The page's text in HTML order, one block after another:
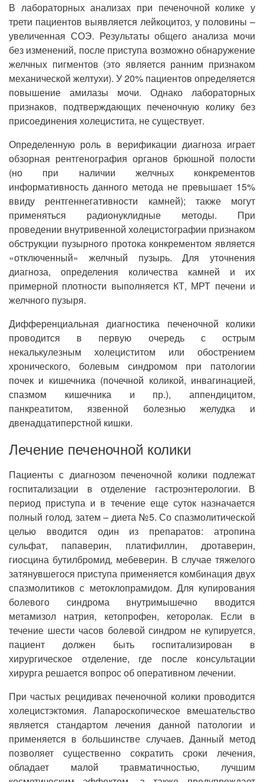
В лабораторных анализах при печеночной колике у
трети пациентов выявляется лейкоцитоз, у половины –
увеличенная СОЭ. Результаты общего анализа мочи
без изменений, после приступа возможно обнаружение
желчных пигментов (это является ранним признаком
механической желтухи). У 20% пациентов определяется
повышение амилазы мочи. Однако лабораторных
признаков, подтверждающих печеночную колику без
присоединения холецистита, не существует.
Определенную роль в верификации диагноза играет
обзорная рентгенография органов брюшной полости
(но при наличии желчных конкрементов
информативность данного метода не превышает 15%
ввиду рентгеннегативности камней); также могут
применяться радионуклидные методы. При
проведении внутривенной холецистографии признаком
обструкции пузырного протока конкрементом является
«отключенный» желчный пузырь. Для уточнения
диагноза, определения количества камней и их
примерной плотности выполняется КТ, МРТ печени и
желчного пузыря.
Дифференциальная диагностика печеночной колики
проводится в первую очередь с острым
некалькулезным холециститом или обострением
хронического, болевым синдромом при патологии
почек и кишечника (почечной коликой, инвагинацией,
спазмом кишечника и пр.), аппендицитом,
панкреатитом, язвенной болезнью желудка и
двенадцатиперстной кишки.
Лечение печеночной колики
Пациенты с диагнозом печеночной колики подлежат
госпитализации в отделение гастроэнтерологии. В
период приступа и в течение еще суток назначается
полный голод, затем – диета №5. Со спазмолитической
целью вводится один из препаратов: атропина
сульфат, папаверин, платифиллин, дротаверин,
гиосцина бутилбромид, мебеверин. В случае тяжелого
затянувшегося приступа применяется комбинация двух
спазмолитиков с метоклопрамидом. Для купирования
болевого синдрома внутримышечно вводится
метамизол натрия, кетопрофен, кеторолак. Если в
течение шести часов болевой синдром не купируется,
пациент должен быть госпитализирован в
хирургическое отделение, где после консультации
хирурга решается вопрос об оперативном лечении.
При частых рецидивах печеночной колики проводится
холецистэктомия. Лапароскопическое вмешательство
является стандартом лечения данной патологии и
применяется в большинстве случаев. Данный метод
позволяет существенно сократить сроки лечения,
обладает малой травматичностью, лучшим